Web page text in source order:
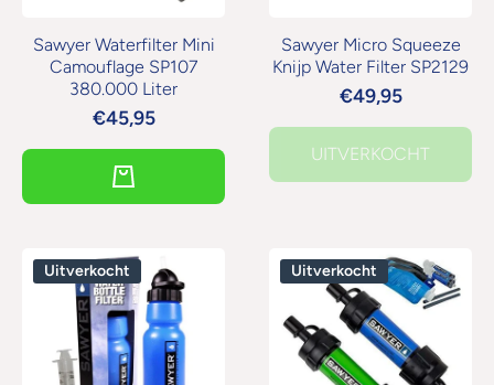
Sawyer Waterfilter Mini
Camouflage SP107
380.000 Liter
€45,95
Sawyer Micro Squeeze
Knijp Water Filter SP2129
€49,95
UITVERKOCHT
Uitverkocht Uitverkocht